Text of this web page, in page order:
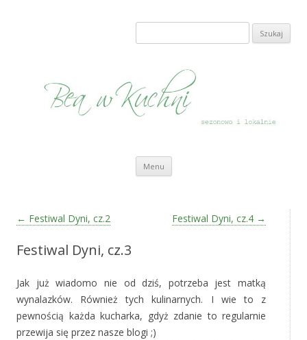
Szukaj:
Menu Przeskocz do treści
Zobacz wpisy
← Festiwal Dyni, cz.2 Festiwal Dyni, cz.4 →
Festiwal Dyni, cz.3
Jak już wiadomo nie od dziś, potrzeba jest matką
wynalazków. Również tych kulinarnych. I wie to z
pewnością każda kucharka, gdyż zdanie to regularnie
przewija się przez nasze blogi ;)